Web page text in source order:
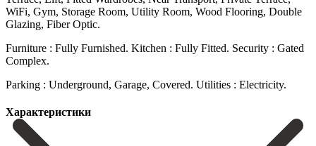
‌WiFi, ‌Gym, Storage ‌Room, Utility ‌Room, Wood Flooring, Double
Glazing, Fiber Optic.
Furniture : ‌Fully Furnished. Kitchen ‌: Fully ‌Fitted. Security : Gated
‌Complex.
Parking ‌: ‌Underground, ‌Garage, ‌Covered. Utilities ‌: ‌Electricity.
Характеристики